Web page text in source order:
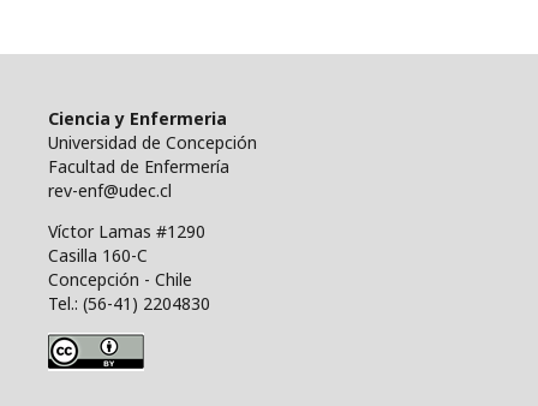
Ciencia y Enfermeria
Universidad de Concepción
Facultad de Enfermería
rev-enf@udec.cl
Víctor Lamas #1290
Casilla 160-C
Concepción - Chile
Tel.: (56-41) 2204830